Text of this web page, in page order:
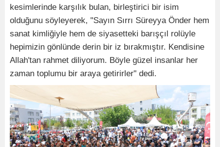
kesimlerinde karşılık bulan, birleştirici bir isim
olduğunu söyleyerek, "Sayın Sırrı Süreyya Önder hem
sanat kimliğiyle hem de siyasetteki barışçıl rolüyle
hepimizin gönlünde derin bir iz bırakmıştır. Kendisine
Allah'tan rahmet diliyorum. Böyle güzel insanlar her
zaman toplumu bir araya getirirler" dedi.